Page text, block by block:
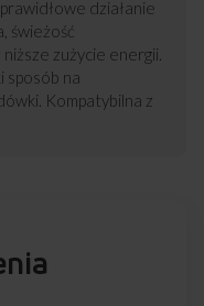
działanie
świeżość
zużycie energii.
sposób na
Kompatybilna z